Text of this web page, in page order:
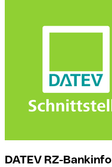
DATEV RZ-Bankinfo